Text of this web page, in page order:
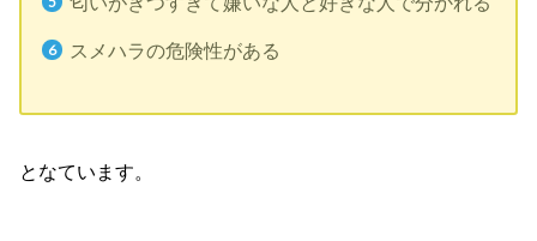
スメハラの危険性がある
となています。